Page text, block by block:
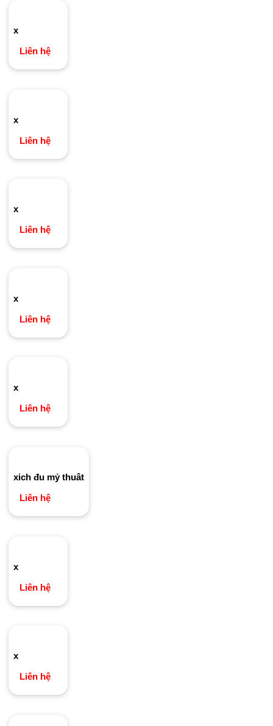
x
Liên hệ
x
Liên hệ
x
Liên hệ
x
Liên hệ
x
Liên hệ
xich đu mỷ thuât
Liên hệ
x
Liên hệ
x
Liên hệ